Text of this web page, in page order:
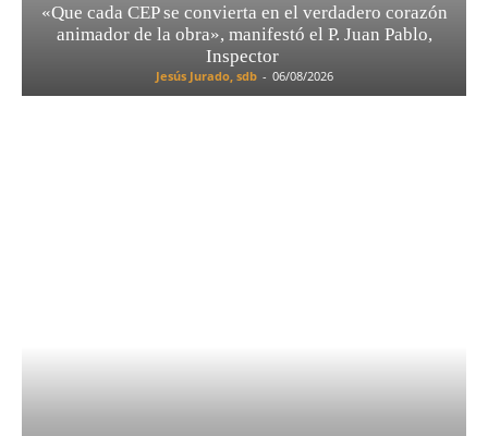
«Que cada CEP se convierta en el verdadero corazón
animador de la obra», manifestó el P. Juan Pablo,
Inspector
Jesús Jurado, sdb - 06/08/2026